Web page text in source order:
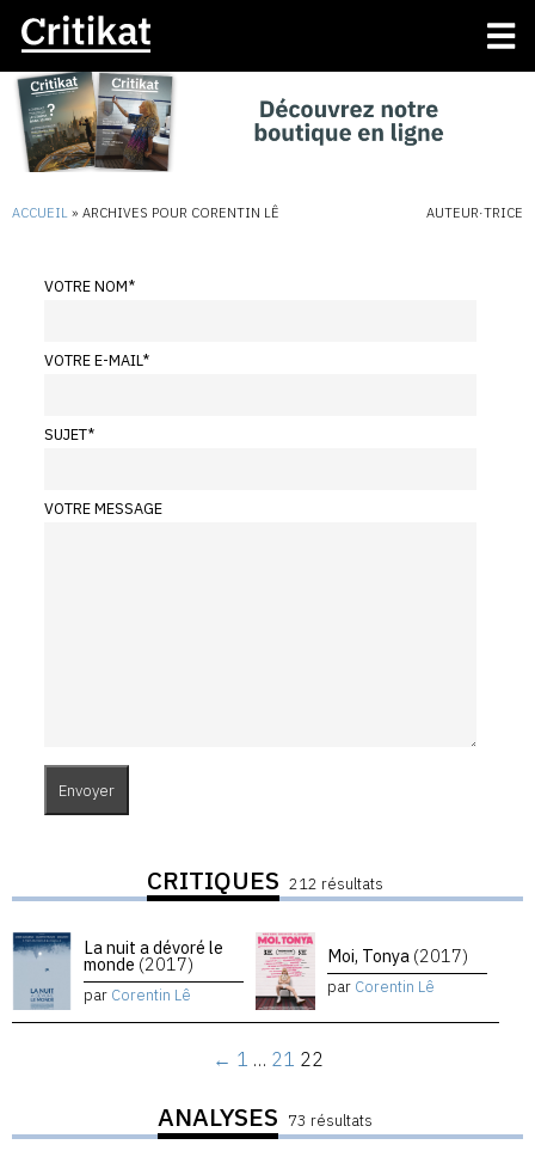
ACCUEIL » ARCHIVES POUR CORENTIN LÊ AUTEUR·TRICE
VOTRE NOM*
VOTRE E-MAIL*
SUJET*
VOTRE MESSAGE
CRITIQUES 212 résultats
La nuit a dévoré le
monde (2017)
par Corentin Lê
Moi, Tonya (2017)
par Corentin Lê
← 1 … 21 22
ANALYSES 73 résultats